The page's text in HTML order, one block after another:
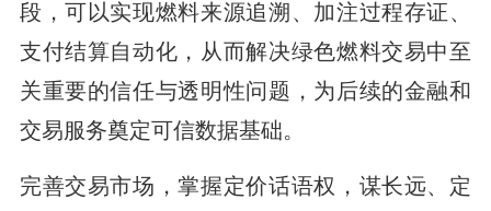
段，可以实现燃料来源追溯、加注过程存证、
支付结算自动化，从而解决绿色燃料交易中至
关重要的信任与透明性问题，为后续的金融和
交易服务奠定可信数据基础。
完善交易市场，掌握定价话语权，谋长远、定